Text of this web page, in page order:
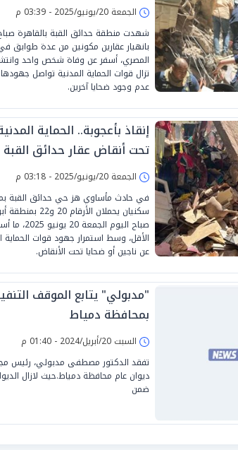
الجمعة 20/يونيو/2025 - 03:39 م
شهدت منطقة حدائق القبة بالقاهرة
بانهيار عقارين مكونين من عدة طوابق
تزال قوات الحماية المدنية تواصل
عدم وجود ضحايا آخرين.
إنقاذ بأعجوبة.. الحماية
تحت أنقاض عقار حدائق القبة
الجمعة 20/يونيو/2025 - 03:18 م
في حادث مأساوي هز حي حدائق القبة
سكنيان يحملان
صباح اليوم
الأقل، وسط استمرار جهود قوات الحماية
عن ناجين أو ضحايا تحت الأنقاض.
"مدبولي" يتابع الموقف
بمحافظة دمياط
السبت 20/أبريل/2024 - 01:40 م
تفقد الدكتور مصطفى مدبولي، رئيس
ديوان عام محافظة دمياط.حيث لازال
ضمن